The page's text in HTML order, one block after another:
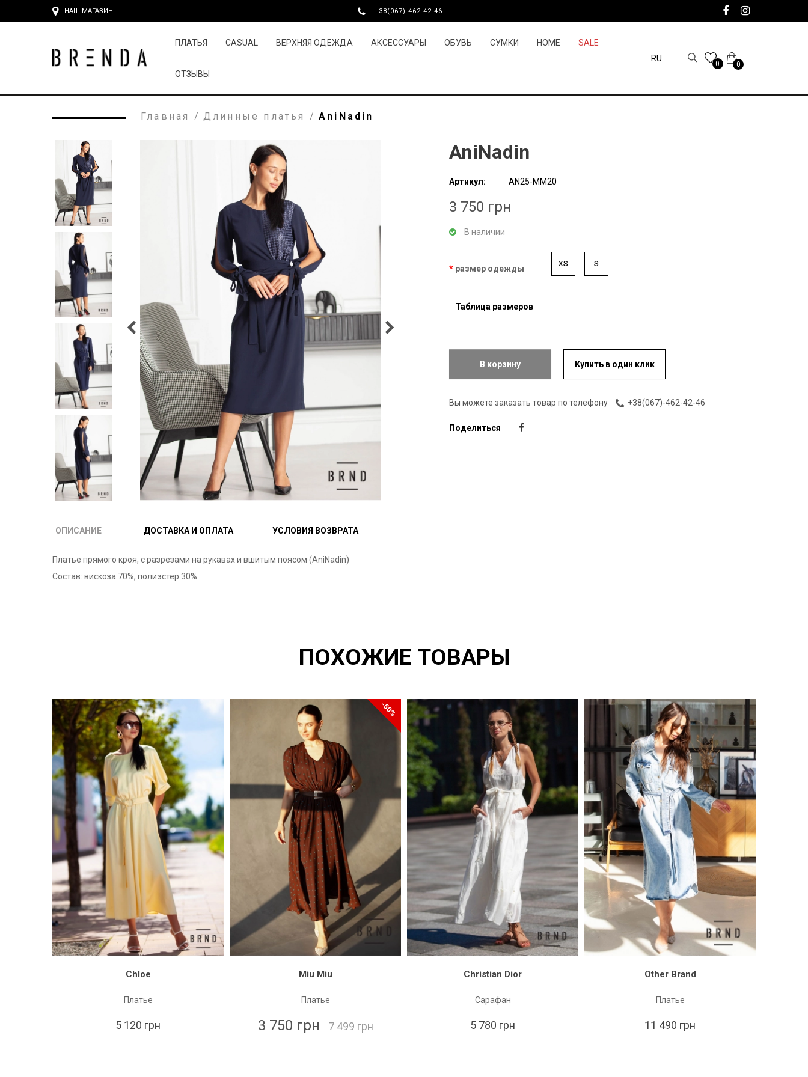
НАШ МАГАЗИН +38(067)-462-42-46
ПЛАТЬЯ CASUAL ВЕРХНЯЯ ОДЕЖДА АКСЕССУАРЫ ОБУВЬ СУМКИ HOME SALE
ОТЗЫВЫ
RU
0 0
Главная / Длинные платья / AniNadin
AniNadin
Артикул: AN25-MM20
3 750 грн
В наличии
размер одежды XS S
Таблица размеров
В корзину Купить в один клик
Вы можете заказать товар по телефону +38(067)-462-42-46
Поделиться
ОПИСАНИЕ ДОСТАВКА И ОПЛАТА УСЛОВИЯ ВОЗВРАТА
Платье прямого кроя, с разрезами на рукавах и вшитым поясом (AniNadin)
Состав: вискоза 70%, полиэстер 30%
ПОХОЖИЕ ТОВАРЫ
Chloe
Платье
5 120 грн
-50%
Miu Miu
Платье
3 750 грн 7 499 грн
Christian Dior
Сарафан
5 780 грн
Other Brand
Платье
11 490 грн